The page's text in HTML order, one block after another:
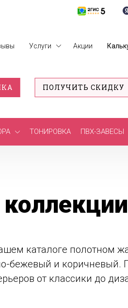
Услуги Акции
ПОЛУЧИТЬ СКИДКУ
ТОНИРОВКА ПВХ-ЗАВЕСЫ
каталоге полотном
бежевый и коричневый.
от классики до